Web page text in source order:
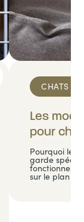
CHATS
Les
pour
Pourquoi le
garde
fonctionne
sur le plan